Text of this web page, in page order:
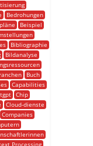
Bedrohungen
Beispiel
Bibliographie
Bildanalyse
Buch
Capabilities
Chip
Cloud-dienste
Companies
Processing